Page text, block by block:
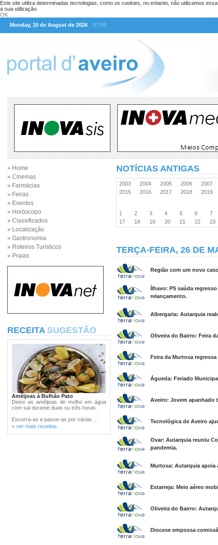
Este site utiliza determinadas tecnologias, como os cookies, no entanto, não utilizamos
a sua utilização.
OK
Monday, 10 de August de 2026
07:59
» Home
» Cinemas
» Farmácias
» Feiras
» Eventos
» Horóscopo
» Classificados
» Localização
» Gastronomia
» Roteiros Turísticos
» Praias
RECEITA SUGESTÃO
Amêijoas à Bulhão Pato
Deixe as amêijoas de molho em água
com sal durante duas ou três horas.
Escorra-as e passe-as por várias ...
» ver mais receitas
NOTÍCIAS ANTIGAS
2003 2004 2005 2006
2007
2015
2016 2017 2018 2019
1 2 3 4 5 6
7
17
18 19 20 21 22 23
TERÇA-FEIRA, 26 DE
Região com um novo
Ílhavo: PS saúda
relançamento.
Albergaria: Autarquia
Oliveira do Bairro: Feira
Feira da Murtosa
Águeda: Feriado
Aveiro: Jovem apanhado
Tecnológica de Aveiro
Ovar: Autarquia reuniu
pandemia.
Murtosa: Autarquia apoia
Estarreja: Meio aéreo
Oliveira do Bairro:
Diocese empossa